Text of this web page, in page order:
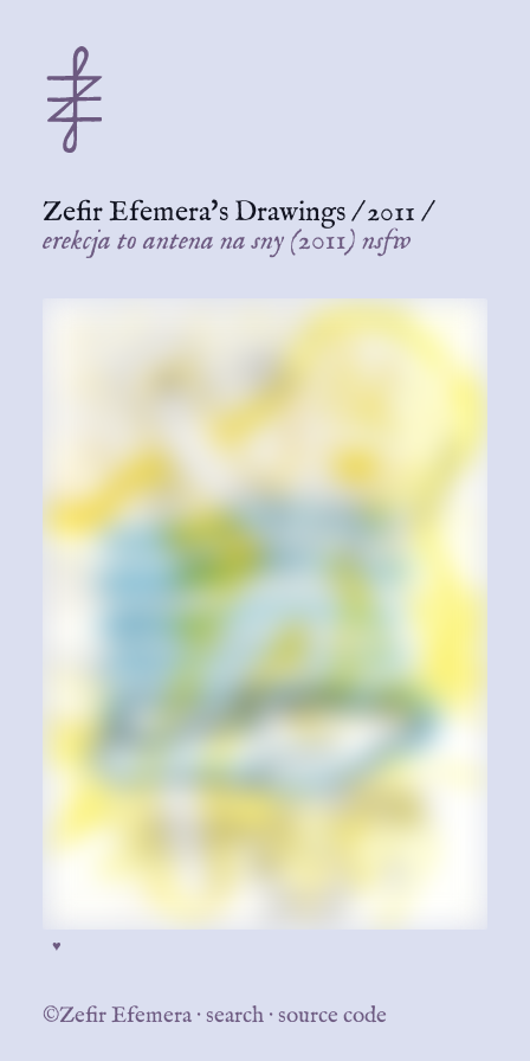
Zefir Efemera's Drawings/2011/
erekcja to antena na sny (2011) nsfw
♥
©Zefir Efemera ·search ·source code